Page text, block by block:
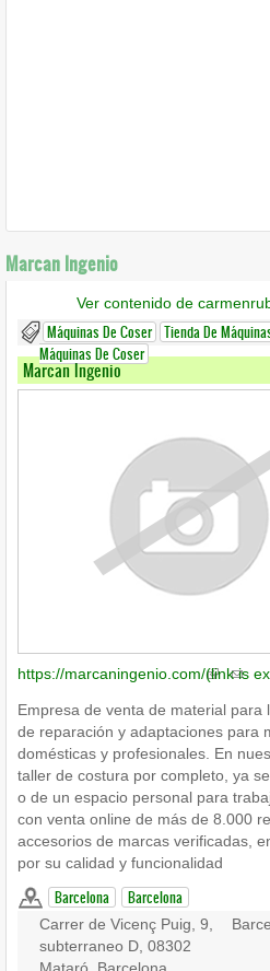
Marcan Ingenio
Ver contenido de
Máquinas De Coser Tienda De
Máquinas De Coser
Marcan Ingenio
https://marcaningenio.com/(link is
Empresa de venta de material
de reparación y adaptaciones para
domésticas y profesionales. En
taller de costura por completo, ya
o de un espacio personal para
con venta online de más de 8.000
accesorios de marcas verificadas,
por su calidad y funcionalidad
Barcelona Barcelona
Carrer de Vicenç Puig, 9,
subterraneo D, 08302